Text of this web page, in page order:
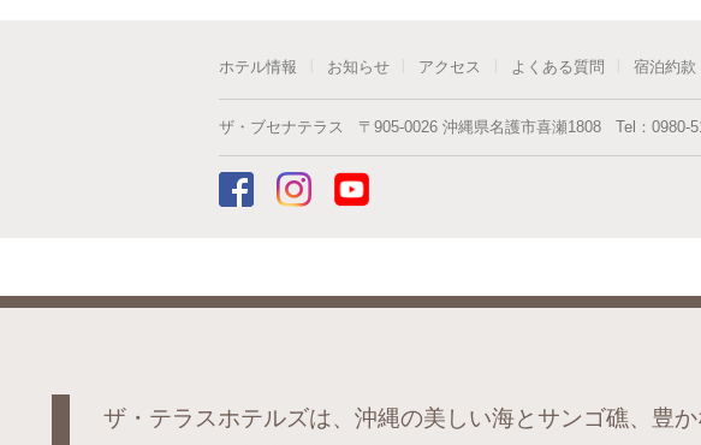
ホテル情報 お知らせ アクセス よくある質問 宿泊約款
ザ・ブセナテラス 〒 905-0026 沖縄県名護市喜瀬1808 Tel： 0980-
ザ・テラスホテルズは、沖縄の美しい海とサンゴ礁、豊